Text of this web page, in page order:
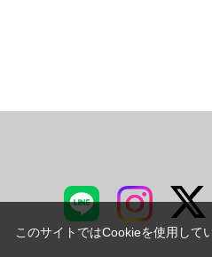
このサイトではCookieを使用して